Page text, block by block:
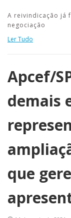
A reivindicação já
negociação
Ler Tudo
Apcef/
demais
que